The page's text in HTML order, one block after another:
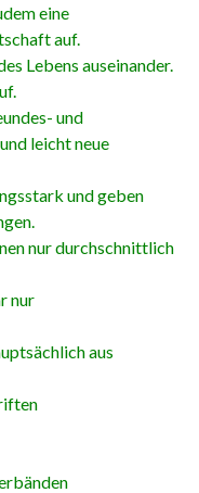
eine
auf.
Lebens auseinander.
und
leicht neue
und geben
nur durchschnittlich
nur
aus